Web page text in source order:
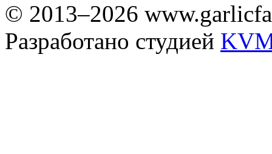
© 2013–2026
Разработано студией